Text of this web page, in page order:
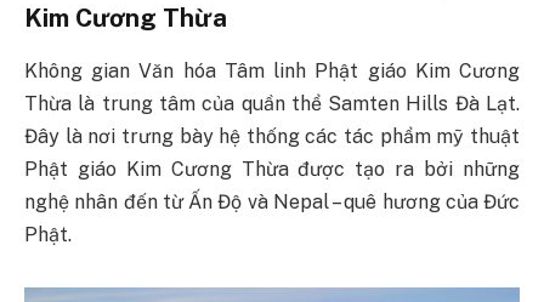
Kim Cương Thừa
Không gian Văn hóa Tâm linh Phật giáo Kim Cương
Thừa là trung tâm của quần thể Samten Hills Đà Lạt.
Đây là nơi trưng bày hệ thống các tác phẩm mỹ thuật
Phật giáo Kim Cương Thừa được tạo ra bởi những
nghệ nhân đến từ Ấn Độ và Nepal – quê hương của Đức
Phật.